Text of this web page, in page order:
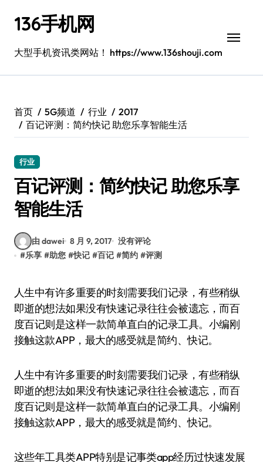
136手机网
大型手机资讯类网站！ https://www.136shouji.com
首页 5G频道 行业
2017
百记评测：简约快记 助您乐享智能生活
行业
百记评测：简约快记 助您乐享
智能生活
由 dawei 8 月 9, 2017 没有评论
#乐享 #助您 #快记 #百记 #简约 #评测
人生中有许多重要的时刻需要我们记录，有些稍纵
即逝的想法如果没有快速记录往往会被遗忘，而百
度百记则是这样一款简单直白的记录工具。小编刚
接触这款APP，最大的感受就是简约、快记。
人生中有许多重要的时刻需要我们记录，有些稍纵
即逝的想法如果没有快速记录往往会被遗忘，而百
度百记则是这样一款简单直白的记录工具。小编刚
接触这款APP，最大的感受就是简约、快记。
这些年工具类APP特别是记事类app经历过快速发展